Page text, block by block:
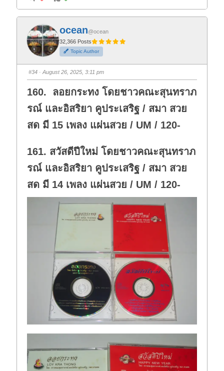
i
k
f
o
r
t
h
u
m
b
d
o
n
.
i
k
o
r
t
h
u
m
b
u
p
ocean@ocean
32,366 Posts
Topic Author
#34 · August 26, 2025, 3:11 pm
160. ลอยกระทง โดยชาวคณะสุนทราภ
รณ์ และอิสริยา คูประเสริฐ / สมา สวย
สด มี 15 เพลง แผ่นสวย / UM / 120-
161. สวัสดีปีใหม่ โดยชาวคณะสุนทราภ
รณ์ และอิสริยา คูประเสริฐ / สมา สวย
สด มี 14 เพลง แผ่นสวย / UM / 120-